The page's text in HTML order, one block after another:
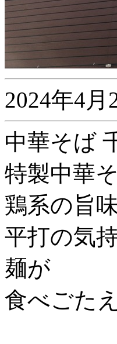
2024年4
中華そば
特製中華
鶏系の旨
平打の気
麺が
食べごた